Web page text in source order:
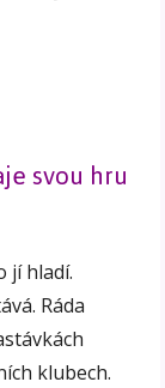
svou hru
jí hladí.
Ráda
klubech.